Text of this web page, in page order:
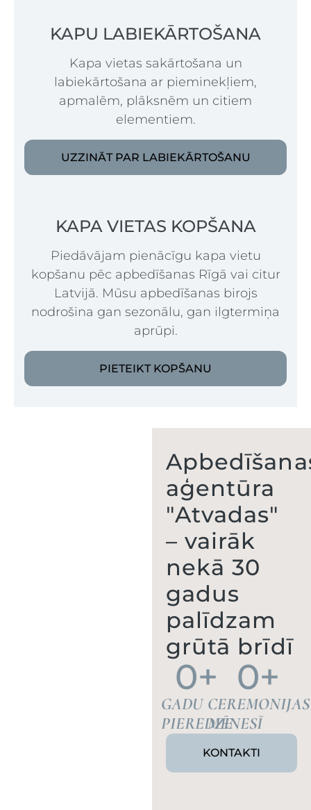
KAPU LABIEKĀRTOŠANA
Kapa vietas sakārtošana un
labiekārtošana ar pieminekļiem,
apmalēm, plāksnēm un citiem
elementiem.
UZZINĀT PAR LABIEKĀRTOŠANU
KAPA VIETAS KOPŠANA
Piedāvājam pienācīgu kapa vietu
kopšanu pēc apbedīšanas Rīgā vai citur
Latvijā. Mūsu apbedīšanas birojs
nodrošina gan sezonālu, gan ilgtermiņa
aprūpi.
PIETEIKT KOPŠANU
aģentūra
"Atvadas"
– vairāk
nekā 30
gadus
palīdzam
grūtā brīdī
GADU
PIEREDZE
0+
CEREMONIJAS
MĒNESĪ
0+
KONTAKTI